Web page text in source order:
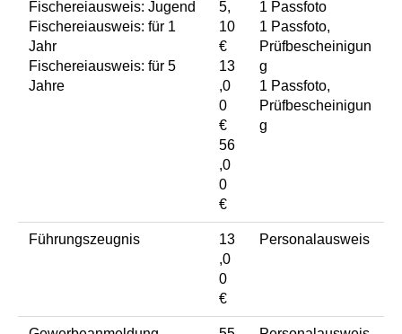
Fischereiausweis: Jugend
Fischereiausweis: für 1
Jahr
Fischereiausweis: für 5
Jahre
5,
10
€
13
,0
0
€
56
,0
0
€
1 Passfoto
1 Passfoto,
Prüfbescheinigun
g
1 Passfoto,
Prüfbescheinigun
g
Führungszeugnis
13
,0
0
€
Personalausweis